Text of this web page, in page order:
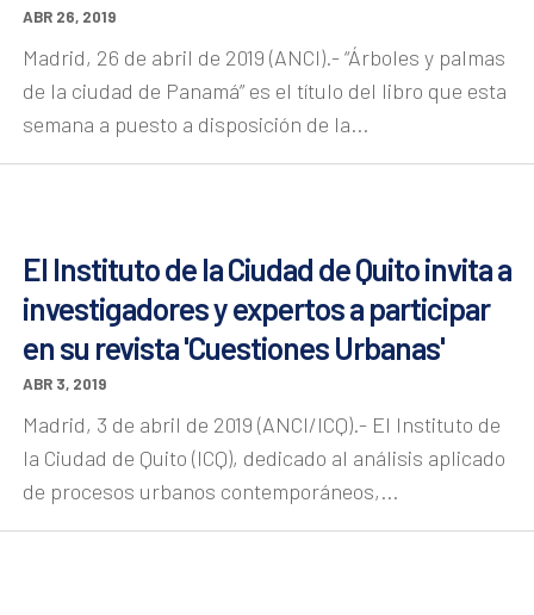
ABR 26, 2019
Madrid, 26 de abril de 2019 (ANCI).- “Árboles y palmas
de la ciudad de Panamá” es el título del libro que esta
semana a puesto a disposición de la...
El Instituto de la Ciudad de Quito invita a
investigadores y expertos a participar
en su revista 'Cuestiones Urbanas'
ABR 3, 2019
Madrid, 3 de abril de 2019 (ANCI/ICQ).- El Instituto de
la Ciudad de Quito (ICQ), dedicado al análisis aplicado
de procesos urbanos contemporáneos,...